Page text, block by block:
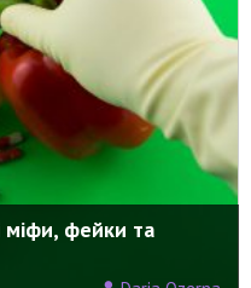
міфи, фейки та